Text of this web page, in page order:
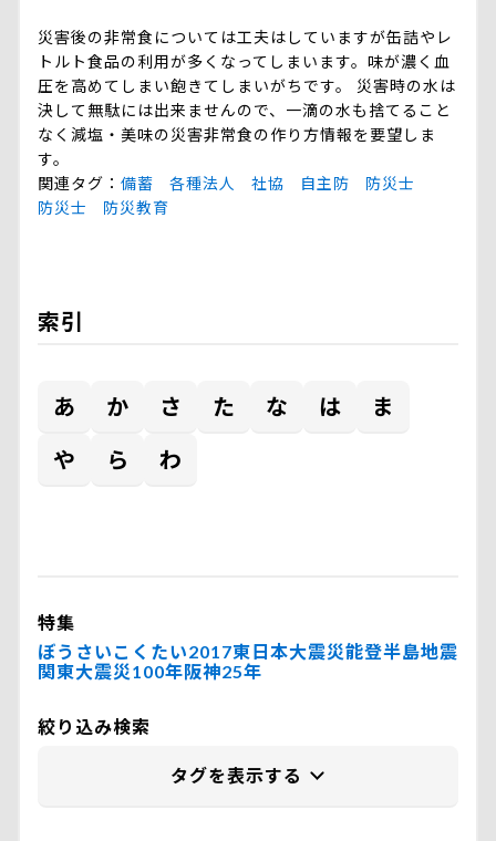
災害後の非常食については工夫はしていますが缶詰やレ
トルト食品の利用が多くなってしまいます。味が濃く血
圧を高めてしまい飽きてしまいがちです。 災害時の水は
決して無駄には出来ませんので、一滴の水も捨てること
なく減塩・美味の災害非常食の作り方情報を要望しま
す。
関連タグ
備蓄 各種法人 社協 自主防
防災士
防災士
防災教育
索引
あ か さ た な は
ま
や
ら わ
特集
ぼうさいこくたい2017東日本大震災能登半島地震
関東大震災100年阪神25年
絞り込み検索